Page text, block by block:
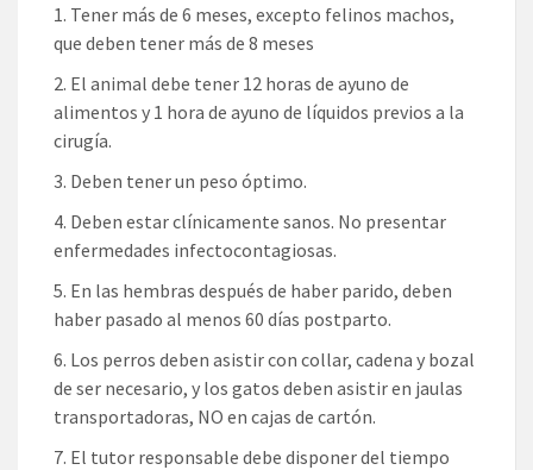
Tener más de 6 meses, excepto felinos machos,
que deben tener más de 8 meses
El animal debe tener 12 horas de ayuno de
alimentos y 1 hora de ayuno de líquidos previos a la
cirugía.
Deben tener un peso óptimo.
Deben estar clínicamente sanos. No presentar
enfermedades infectocontagiosas.
En las hembras después de haber parido, deben
haber pasado al menos 60 días postparto.
Los perros deben asistir con collar, cadena y bozal
de ser necesario, y los gatos deben asistir en jaulas
transportadoras, NO en cajas de cartón.
El tutor responsable debe disponer del tiempo